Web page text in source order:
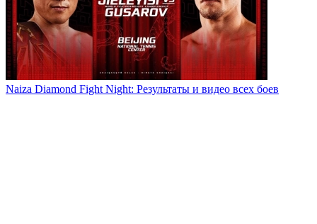
Naiza Diamond Fight Night: Результаты и видео всех боев